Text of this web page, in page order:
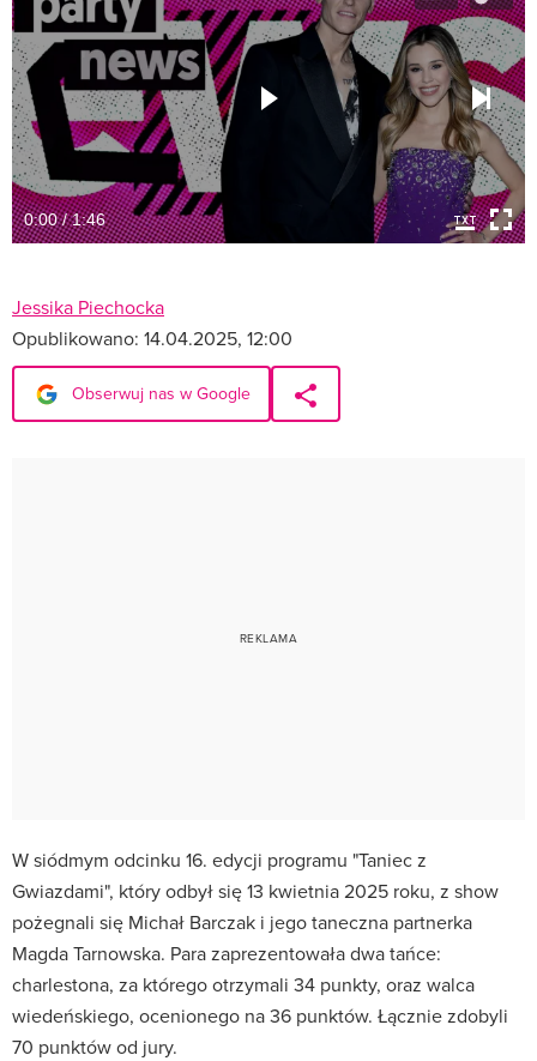
0:00 / 1:46
Jessika Piechocka
Opublikowano: 14.04.2025, 12:00
Obserwuj nas w Google
W siódmym odcinku 16. edycji programu "Taniec z
Gwiazdami", który odbył się 13 kwietnia 2025 roku, z show
pożegnali się Michał Barczak i jego taneczna partnerka
Magda Tarnowska. Para zaprezentowała dwa tańce:
charlestona, za którego otrzymali 34 punkty, oraz walca
wiedeńskiego, ocenionego na 36 punktów. Łącznie zdobyli
70 punktów od jury.